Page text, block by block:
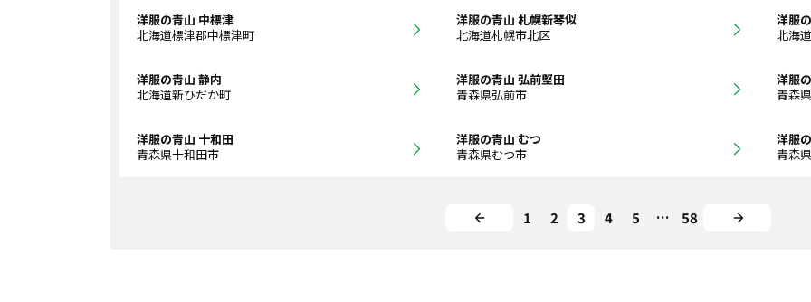
洋服の青山 中標津
北海道標津郡中標津町
洋服の青山 札幌新琴似
北海道札幌市北区
洋服
北海
洋服の青山 静内
北海道新ひだか町
洋服の青山 弘前堅田
青森県弘前市
洋服
青森
洋服の青山 十和田
青森県十和田市
洋服の青山 むつ
青森県むつ市
洋服
青森
1 2 3 4 5 … 58